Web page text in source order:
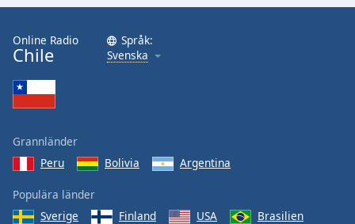
Online Radio
Chile
Språk:
Svenska
Grannländer
Peru
Bolivia Argentina
Populära länder
Sverige
Finland USA Brasilien